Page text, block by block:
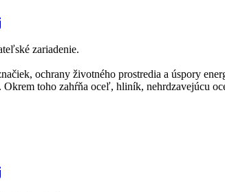
zariadenie.
ochrany životného prostredia a úspory
toho zahŕňa oceľ, hliník, nehrdzavejúcu